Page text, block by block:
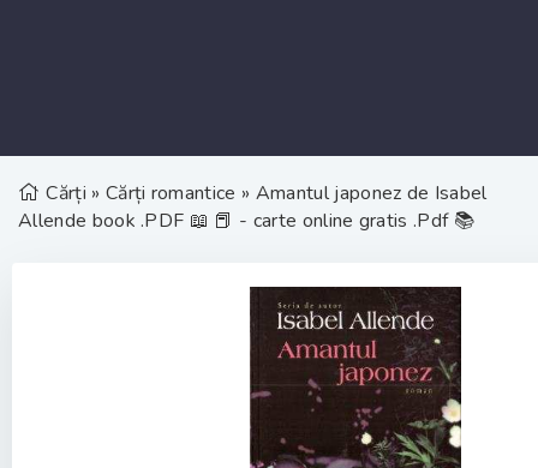
Cărți » Cărți romantice » Amantul japonez de Isabel
Allende book .PDF 📖 📕 - carte online gratis .Pdf 📚